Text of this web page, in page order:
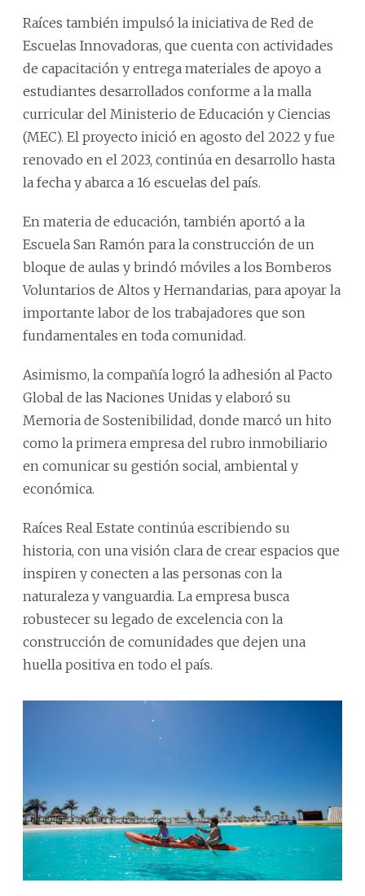
Raíces también impulsó la iniciativa de Red de
Escuelas Innovadoras, que cuenta con actividades
de capacitación y entrega materiales de apoyo a
estudiantes desarrollados conforme a la malla
curricular del Ministerio de Educación y Ciencias
(MEC). El proyecto inició en agosto del 2022 y fue
renovado en el 2023, continúa en desarrollo hasta
la fecha y abarca a 16 escuelas del país.
En materia de educación, también aportó a la
Escuela San Ramón para la construcción de un
bloque de aulas y brindó móviles a los Bomberos
Voluntarios de Altos y Hernandarias, para apoyar la
importante labor de los trabajadores que son
fundamentales en toda comunidad.
Asimismo, la compañía logró la adhesión al Pacto
Global de las Naciones Unidas y elaboró su
Memoria de Sostenibilidad, donde marcó un hito
como la primera empresa del rubro inmobiliario
en comunicar su gestión social, ambiental y
económica.
Raíces Real Estate continúa escribiendo su
historia, con una visión clara de crear espacios que
inspiren y conecten a las personas con la
naturaleza y vanguardia. La empresa busca
robustecer su legado de excelencia con la
construcción de comunidades que dejen una
huella positiva en todo el país.